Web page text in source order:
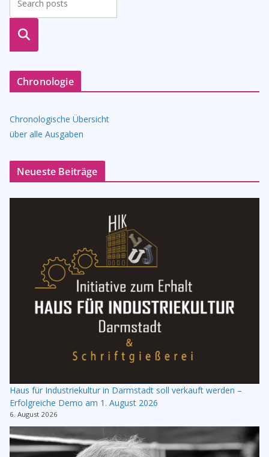
suche
Chronologie
Chronologische Übersicht
über alle Ausgaben
Neueste Beiträge
Haus für Industriekultur in Darmstadt soll verkauft werden –
Erfolgreiche Demo am 1. August 2026
6. August 2026